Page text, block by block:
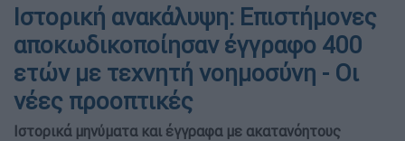
Ιστορική ανακάλυψη: Επιστήμονες
αποκωδικοποίησαν έγγραφο 400
ετών με τεχνητή νοημοσύνη - Οι
νέες προοπτικές
Ιστορικά μηνύματα και έγγραφα με ακατανόητους